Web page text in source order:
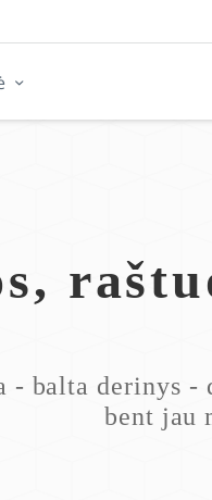
- balta derinys -
bent jau